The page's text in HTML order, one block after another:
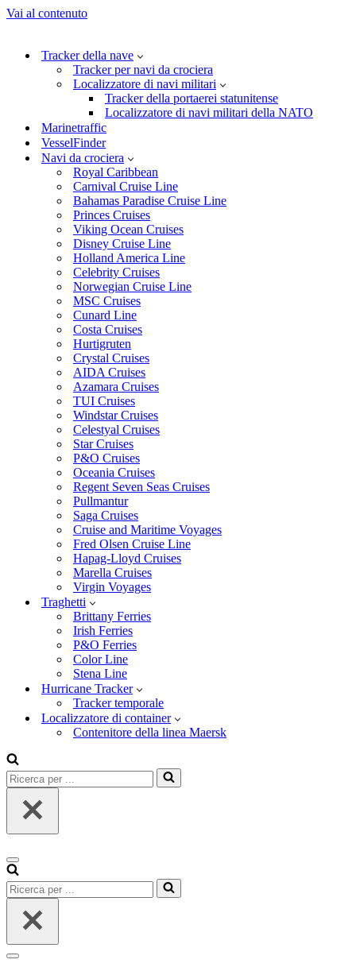
Vai al contenuto
Tracker della nave
Tracker per navi da crociera
Localizzatore di navi militari
Tracker della portaerei statunitense
Localizzatore di navi militari della NATO
Marinetraffic
VesselFinder
Navi da crociera
Royal Caribbean
Carnival Cruise Line
Bahamas Paradise Cruise Line
Princes Cruises
Viking Ocean Cruises
Disney Cruise Line
Holland America Line
Celebrity Cruises
Norwegian Cruise Line
MSC Cruises
Cunard Line
Costa Cruises
Hurtigruten
Crystal Cruises
AIDA Cruises
Azamara Cruises
TUI Cruises
Windstar Cruises
Celestyal Cruises
Star Cruises
P&O Cruises
Oceania Cruises
Regent Seven Seas Cruises
Pullmantur
Saga Cruises
Cruise and Maritime Voyages
Fred Olsen Cruise Line
Hapag-Lloyd Cruises
Marella Cruises
Virgin Voyages
Traghetti
Brittany Ferries
Irish Ferries
P&O Ferries
Color Line
Stena Line
Hurricane Tracker
Tracker temporale
Localizzatore di container
Contenitore della linea Maersk
Ricerca
per
Menu
di
navigazione
Ricerca
per
Menu